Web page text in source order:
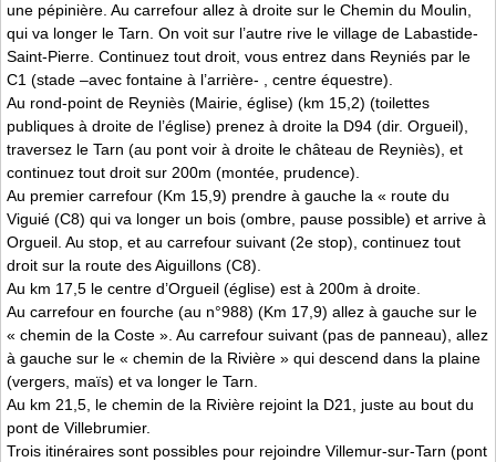
une pépinière. Au carrefour allez à droite sur le Chemin du Moulin,
qui va longer le Tarn. On voit sur l’autre rive le village de Labastide-
Saint-Pierre. Continuez tout droit, vous entrez dans Reyniés par le
C1 (stade –avec fontaine à l’arrière- , centre équestre).
Au rond-point de Reyniès (Mairie, église) (km 15,2) (toilettes
publiques à droite de l’église) prenez à droite la D94 (dir. Orgueil),
traversez le Tarn (au pont voir à droite le château de Reyniès), et
continuez tout droit sur 200m (montée, prudence).
Au premier carrefour (Km 15,9) prendre à gauche la « route du
Viguié (C8) qui va longer un bois (ombre, pause possible) et arrive à
Orgueil. Au stop, et au carrefour suivant (2e stop), continuez tout
droit sur la route des Aiguillons (C8).
Au km 17,5 le centre d’Orgueil (église) est à 200m à droite.
Au carrefour en fourche (au n°988) (Km 17,9) allez à gauche sur le
« chemin de la Coste ». Au carrefour suivant (pas de panneau), allez
à gauche sur le « chemin de la Rivière » qui descend dans la plaine
(vergers, maïs) et va longer le Tarn.
Au km 21,5, le chemin de la Rivière rejoint la D21, juste au bout du
pont de Villebrumier.
Trois itinéraires sont possibles pour rejoindre Villemur-sur-Tarn (pont